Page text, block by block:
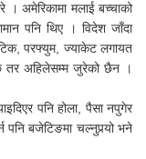
। अमेरिकामा मलाई बच्चाको
पनि थिए । विदेश जाँदा
परफ्युम, ज्याकेट लगायत
तर अहिलेसम्म जुरेको छैन ।
पनि होला, पैसा नपुगेर
बजेटिङमा चल्नुपर्‍यो भने